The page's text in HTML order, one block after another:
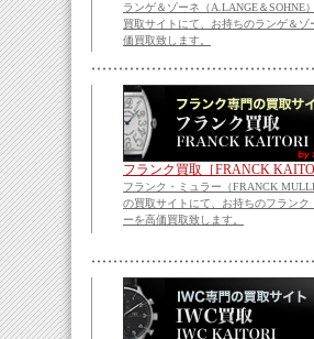
ランゲ＆ゾーネ（A.LANGE＆SOHNE
買取サイトにて、お持ちのランゲ＆ゾ
価買取致します。
フランク買取［FRANCK
フランク・ミュラー（FRANCK
の買取サイトにて、お持ちのフランク
ーを高価買取致します。